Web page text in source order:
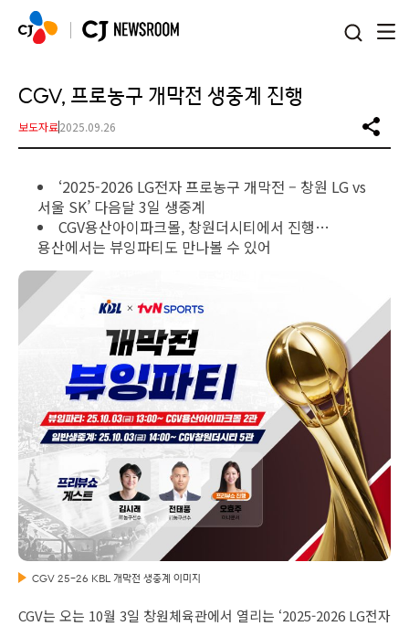
CGV, 프로농구 개막전 생중계 진행
보도자료2025.09.26
‘2025-2026 LG전자 프로농구 개막전 – 창원 LG vs
서울 SK’ 다음달 3일 생중계
CGV용산아이파크몰, 창원더시티에서 진행…
용산에서는 뷰잉파티도 만나볼 수 있어
CGV 25-26 KBL 개막전 생중계 이미지
CGV는 오는 10월 3일 창원체육관에서 열리는 ‘2025-2026 LG전자